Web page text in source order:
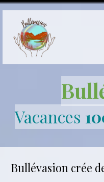
Se rendre au contenu
Vacances
Bullévasion crée